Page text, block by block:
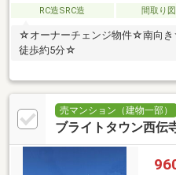
RC造SRC造 間取り
☆オーナーチェンジ物件☆南向
徒歩約5分☆
売マンション（建物一部）
ブライトタウン西伝